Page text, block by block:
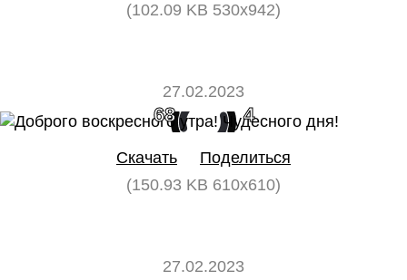
(102.09 KB 530x942)
27.02.2023
68 4
Скачать
Поделиться
(150.93 KB 610x610)
27.02.2023